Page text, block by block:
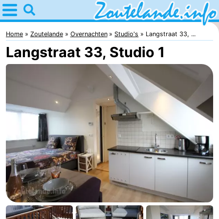
Home
Zoutelande
Tips
Langstraat
Webcam
Strand
Overnachten
Appartementen
Bed
Home Zoutelande Overnachten Studio's Langstraat 33, ...
Langstraat 33, Studio 1